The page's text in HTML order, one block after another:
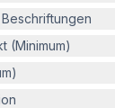
(Minimum)